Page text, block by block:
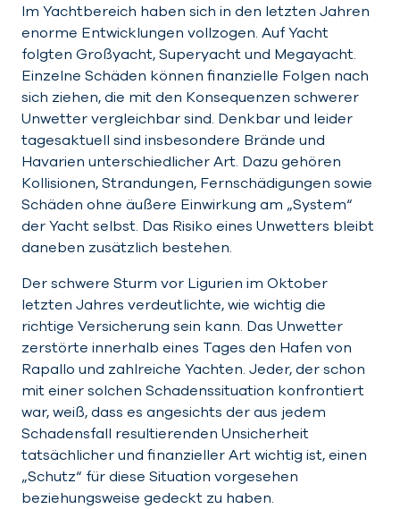
Im Yachtbereich haben sich in den letzten Jahren
enorme Entwicklungen vollzogen. Auf Yacht
folgten Großyacht, Superyacht und Megayacht.
Einzelne Schäden können finanzielle Folgen nach
sich ziehen, die mit den Konsequenzen schwerer
Unwetter vergleichbar sind. Denkbar und leider
tagesaktuell sind insbesondere Brände und
Havarien unterschiedlicher Art. Dazu gehören
Kollisionen, Strandungen, Fernschädigungen sowie
Schäden ohne äußere Einwirkung am „System“
der Yacht selbst. Das Risiko eines Unwetters bleibt
daneben zusätzlich bestehen.
Der schwere Sturm vor Ligurien im Oktober
letzten Jahres verdeutlichte, wie wichtig die
richtige Versicherung sein kann. Das Unwetter
zerstörte innerhalb eines Tages den Hafen von
Rapallo und zahlreiche Yachten. Jeder, der schon
mit einer solchen Schadenssituation konfrontiert
war, weiß, dass es angesichts der aus jedem
Schadensfall resultierenden Unsicherheit
tatsächlicher und finanzieller Art wichtig ist, einen
„Schutz“ für diese Situation vorgesehen
beziehungsweise gedeckt zu haben.